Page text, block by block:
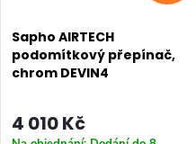
p
r
p
r
o
Sapho AIRTECH
podomítkový přepínač,
chrom DEVIN4
4 010 Kč